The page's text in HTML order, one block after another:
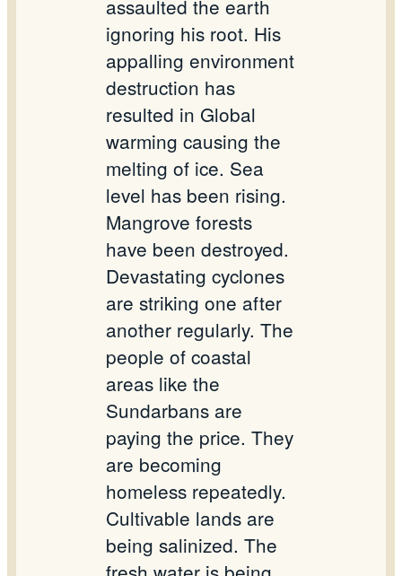
assaulted the earth
ignoring his root. His
appalling environment
destruction has
resulted in Global
warming causing the
melting of ice. Sea
level has been rising.
Mangrove forests
have been destroyed.
Devastating cyclones
are striking one after
another regularly. The
people of coastal
areas like the
Sundarbans are
paying the price. They
are becoming
homeless repeatedly.
Cultivable lands are
being salinized. The